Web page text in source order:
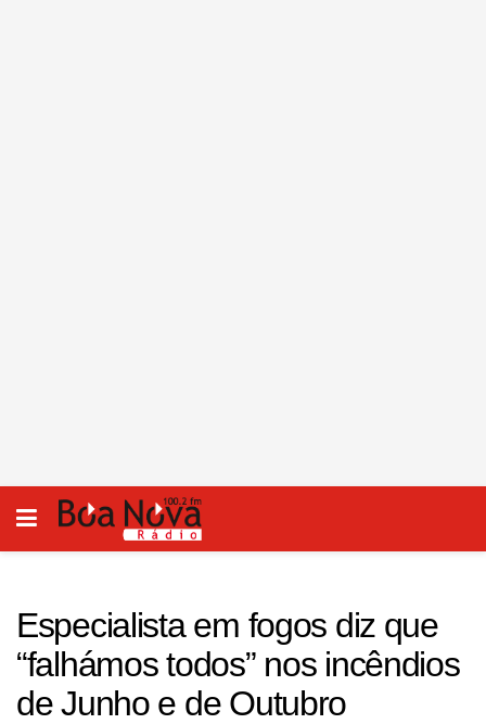
Especialista em fogos diz que
“falhámos todos” nos incêndios
de Junho e de Outubro